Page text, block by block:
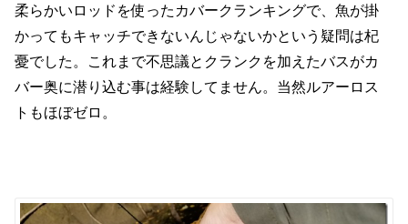
柔らかいロッドを使ったカバークランキングで、魚が掛
かってもキャッチできないんじゃないかという疑問は杞
憂でした。これまで不思議とクランクを加えたバスがカ
バー奥に潜り込む事は経験してません。当然ルアーロス
トもほぼゼロ。